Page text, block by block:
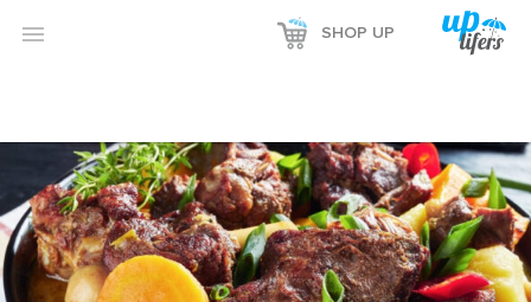
Reklamı Göster
Reklamı Gizle
 SHOP UP